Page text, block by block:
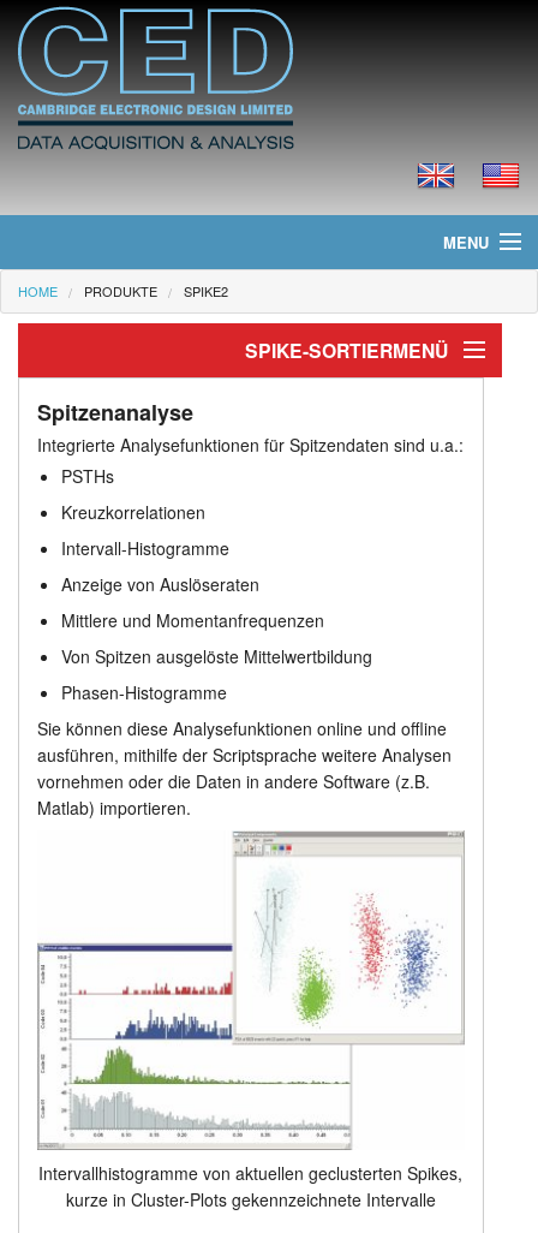
MENU
Home
Produkte
Preisliste
Downloads
Kundendienst
Händler
HOME PRODUKTE SPIKE2
SPIKE-SORTIERMENÜ
Vorlagen-Zuordnung
Spitzenanalyse
Integrierte Analysefunktionen für Spitzendaten sind u.a.:
PSTHs
Kreuzkorrelationen
Intervall-Histogramme
Anzeige von Auslöseraten
Mittlere und Momentanfrequenzen
Von Spitzen ausgelöste Mittelwertbildung
Phasen-Histogramme
Sie können diese Analysefunktionen online und offline
ausführen, mithilfe der Scriptsprache weitere Analysen
vornehmen oder die Daten in andere Software (z.B.
Matlab) importieren.
Intervallhistogramme von aktuellen geclusterten Spikes,
kurze in Cluster-Plots gekennzeichnete Intervalle